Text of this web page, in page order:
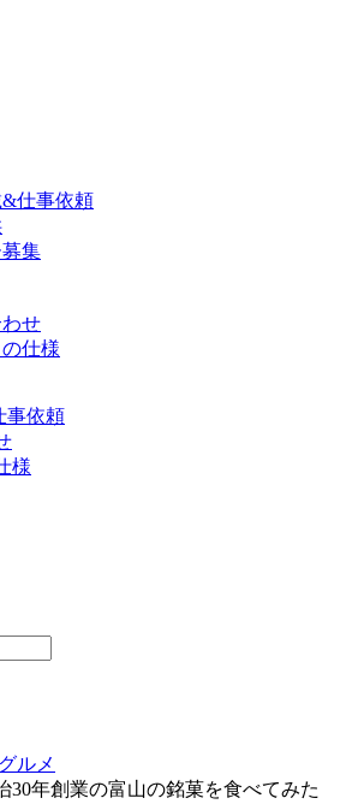
仕事依頼
集
せ
仕様
事依頼
様
ルメ
30年創業の富山の銘菓を食べてみた